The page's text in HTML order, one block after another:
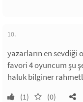
10.
yazarların en sevdiği
favori 4 oyuncum şu
haluk bilginer
(1) (0)